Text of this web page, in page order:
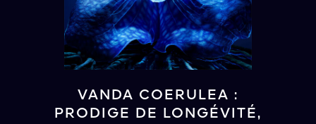
VANDA COERULEA :
PRODIGE DE LONGÉVITÉ,